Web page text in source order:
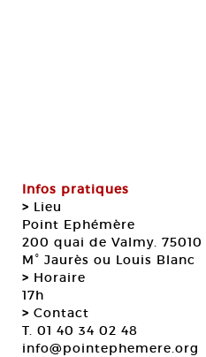
Infos pratiques
> Lieu
Point Ephémère
200 quai de Valmy. 75010
M° Jaurès ou Louis Blanc
> Horaire
17h
> Contact
T. 01 40 34 02 48
info@pointephemere.org